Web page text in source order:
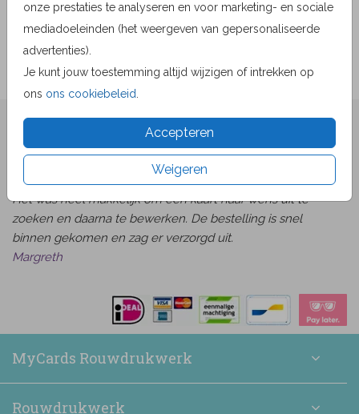
onze prestaties te analyseren en voor marketing- en sociale
mediadoeleinden (het weergeven van gepersonaliseerde
advertenties).
Je kunt jouw toestemming altijd wijzigen of intrekken op
ons ons cookiebeleid
Accepteren
Weigeren
Prijs:0,69 per 1
★★★★☆ Beoordelingen
9.1van1519beoordelingen
Bekijk alle beoordelingen
Het was heel makkelijk om een kaart naar wens uit te
zoeken en daarna te bewerken. De bestelling is snel
binnen gekomen en zag er verzorgd uit.
Margreth
MyCards Rouwdrukwerk
Rouwdrukwerk